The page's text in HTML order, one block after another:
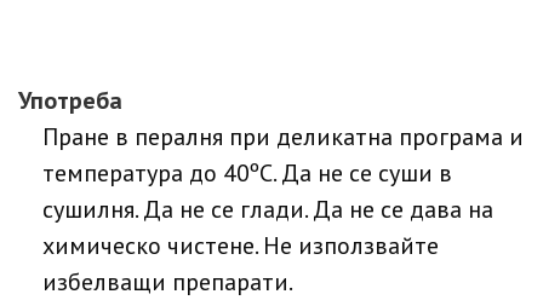
Употреба
Пране в пералня при деликатна програма и
температура до 40ºC. Да не се суши в
сушилня. Да не се глади. Да не се дава на
химическо чистене. Не използвайте
избелващи препарати.